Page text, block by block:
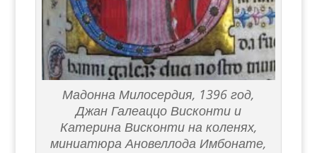
Мадонна Милосердия, 1396 год,
Джан Галеаццо Висконти и
Катерина Висконти на коленях,
миниатюра Ановеллода Имбонате,